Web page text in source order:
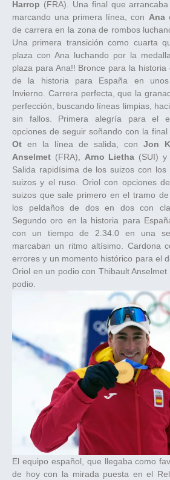
Harrop (FRA). Una final que
marcando una primera línea, con Ana
de carrera en la zona de rombos
Una primera transición como cuarta
plaza con Ana luchando por la
plaza para Ana!! Bronce para la historia
de la historia para España en
Invierno. Carrera perfecta, que la
perfección, buscando líneas limpias,
sin fallos. Primera alegría para el
opciones de seguir soñando con la final
Ot en la línea de salida, con Jon
Anselmet (FRA), Arno Lietha (SUI) y
Salida rapidísima de los suizos con
suizos y el ruso. Oriol con opciones
suizos que sale primero en el tramo
los peldaños de dos en dos con
Segundo oro en la historia para
con un tiempo de 2.34.0 en una
marcaban un ritmo altísimo. Cardona
errores y un momento histórico para el
Oriol en un podio con Thibault Anselmet
podio.
El equipo español, que llegaba como
de hoy con la mirada puesta en el